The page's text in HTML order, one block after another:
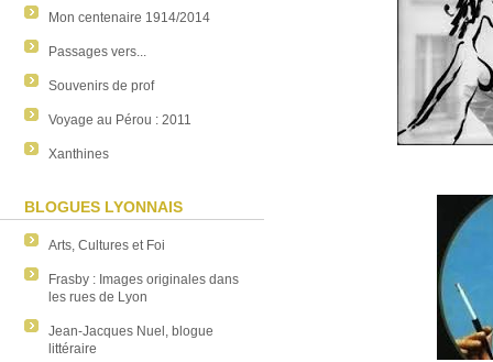
Mon centenaire 1914/2014
Passages vers...
Souvenirs de prof
Voyage au Pérou : 2011
Xanthines
BLOGUES LYONNAIS
Arts, Cultures et Foi
Frasby : Images originales dans
les rues de Lyon
Jean-Jacques Nuel, blogue
littéraire